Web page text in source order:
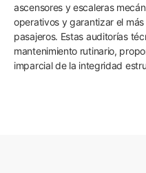
ascensores y escaleras
operativos y garantizar el
pasajeros. Estas auditorías
mantenimiento rutinario,
imparcial de la integridad